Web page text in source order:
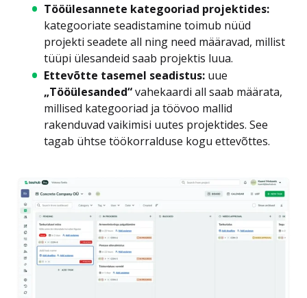
Tööülesannete kategooriad projektides:
kategooriate seadistamine toimub nüüd
projekti seadete all ning need määravad, millist
tüüpi ülesandeid saab projektis luua.
Ettevõtte tasemel seadistus: uue
„Tööülesanded“vahekaardi all saab määrata,
millised kategooriad ja töövoo mallid
rakenduvad vaikimisi uutes projektides. See
tagab ühtse töökorralduse kogu ettevõttes.